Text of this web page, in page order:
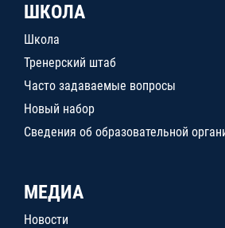
ШКОЛА
Школа
Тренерский штаб
Часто задаваемые вопросы
Новый набор
Сведения об образовательной
МЕДИА
Новости